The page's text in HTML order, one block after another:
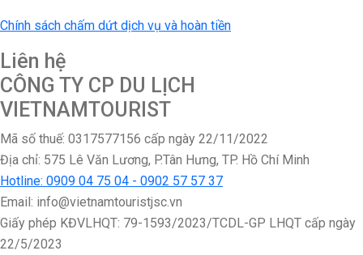
Chính sách chấm dứt dịch vụ và hoàn tiền
Liên hệ
CÔNG TY CP DU LỊCH
VIETNAMTOURIST
Mã số thuế: 0317577156 cấp ngày 22/11/2022
Địa chỉ: 575 Lê Văn Lương, P.Tân Hưng, TP. Hồ Chí Minh
Hotline: 0909 04 75 04 - 0902 57 57 37
Email: info@vietnamtouristjsc.vn
Giấy phép KĐVLHQT: 79-1593/2023/TCDL-GP LHQT cấp ngày
22/5/2023